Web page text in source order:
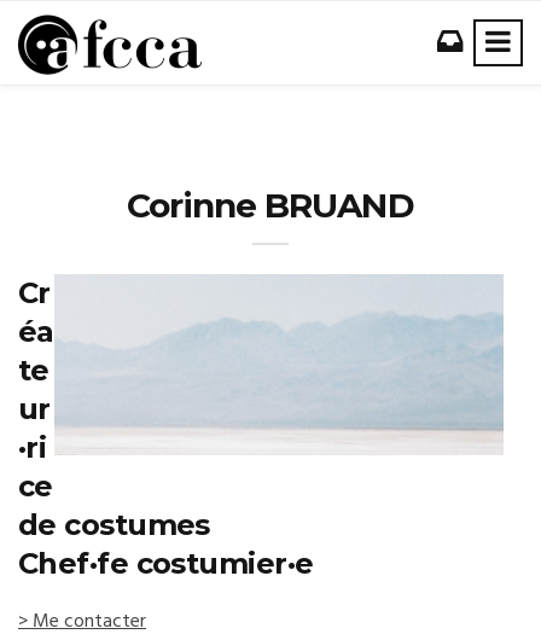
Corinne BRUAND
Cr
éa
te
ur
·ri
ce
de costumes
Chef·fe costumier·e
> Me contacter